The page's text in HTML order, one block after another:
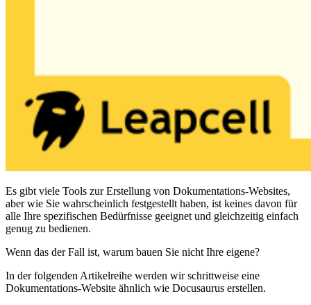
Es gibt viele Tools zur Erstellung von Dokumentations-Websites,
aber wie Sie wahrscheinlich festgestellt haben, ist keines davon für
alle Ihre spezifischen Bedürfnisse geeignet und gleichzeitig einfach
genug zu bedienen.
Wenn das der Fall ist, warum bauen Sie nicht Ihre eigene?
In der folgenden Artikelreihe werden wir schrittweise eine
Dokumentations-Website ähnlich wie Docusaurus erstellen.